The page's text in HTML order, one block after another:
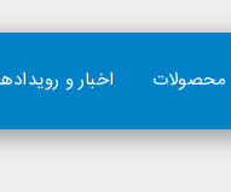
محصولات اخبار و